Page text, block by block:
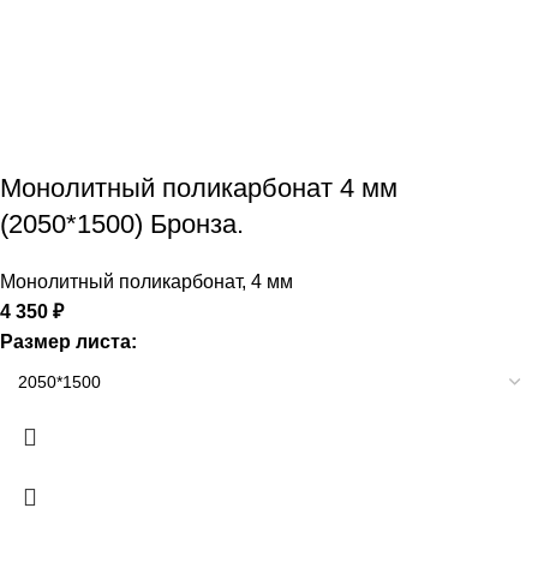
Монолитный поликарбонат 4 мм
(2050*1500) Бронза.
Монолитный поликарбонат, 4 мм
4 350 ₽
Размер листа: